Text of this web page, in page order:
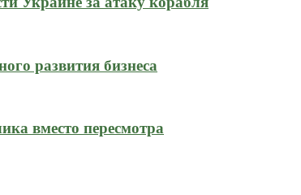
развития бизнеса
вместо пересмотра